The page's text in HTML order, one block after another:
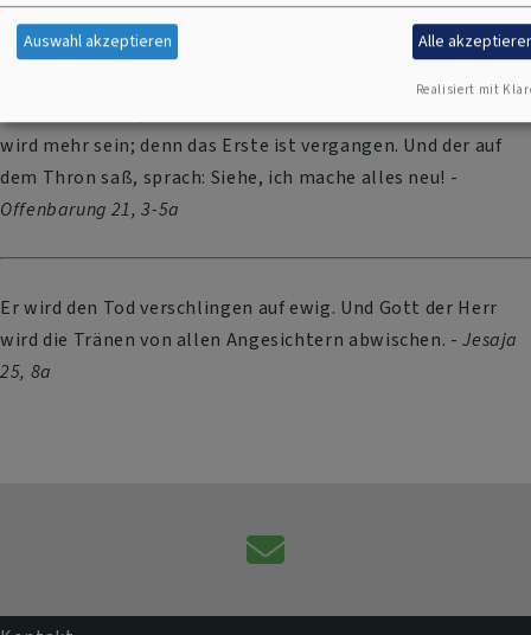
bei ihnen wohnen, und sie werden seine Völker sein, und er
selbst, Gott mit ihnen, wird ihr Gott sein; und Gott wird
abwischen alle Tränen von ihren Augen, und der Tod wird
wird mehr sein; denn das Erste ist vergangen. Und der auf
dem Thron saß, sprach: Siehe, ich mache alles neu! -
Offenbarung 21, 3-5a
Er wird den Tod verschlingen auf ewig. Und Gott der Herr
wird die Tränen von allen Angesichtern abwischen. -Jesaja
25, 8a
Kontaktformular
Auswahl akzeptieren Alle
Realisiert mit